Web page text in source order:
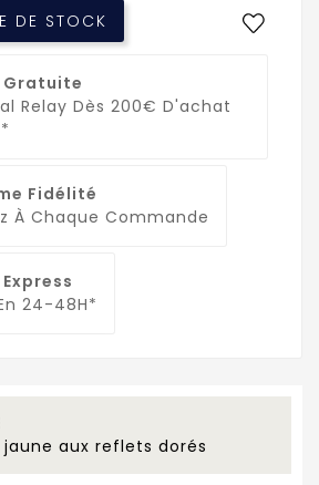
DE STOCK
Gratuite
Relay Dès 200€ D'achat
Fidélité
À Chaque Commande
24-48H*
jaune aux reflets dorés